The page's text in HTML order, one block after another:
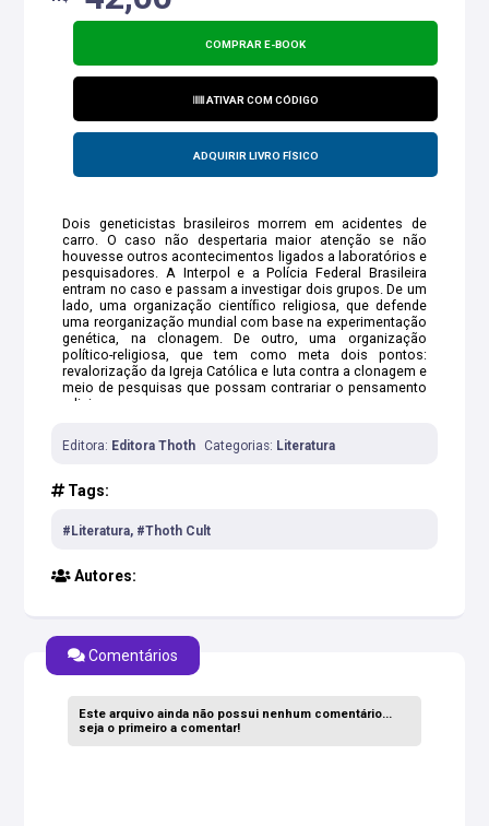
COMPRAR E-BOOK
ATIVAR COM CÓDIGO
ADQUIRIR LIVRO FÍSICO
Dois geneticistas brasileiros morrem em acidentes de
carro. O caso não despertaria maior atenção se não
houvesse outros acontecimentos ligados a laboratórios e
pesquisadores. A Interpol e a Polícia Federal Brasileira
entram no caso e passam a investigar dois grupos. De um
lado, uma organização cientíﬁco religiosa, que defende
uma reorganização mundial com base na experimentação
genética, na clonagem. De outro, uma organização
político-religiosa, que tem como meta dois pontos:
revalorização da Igreja Católica e luta contra a clonagem e
meio de pesquisas que possam contrariar o pensamento
religioso.
Editora: Editora Thoth Categorias: Literatura
Tags:
#Literatura, #Thoth Cult
Autores:
Comentários
Este arquivo ainda não possui nenhum comentário...
seja o primeiro a comentar!